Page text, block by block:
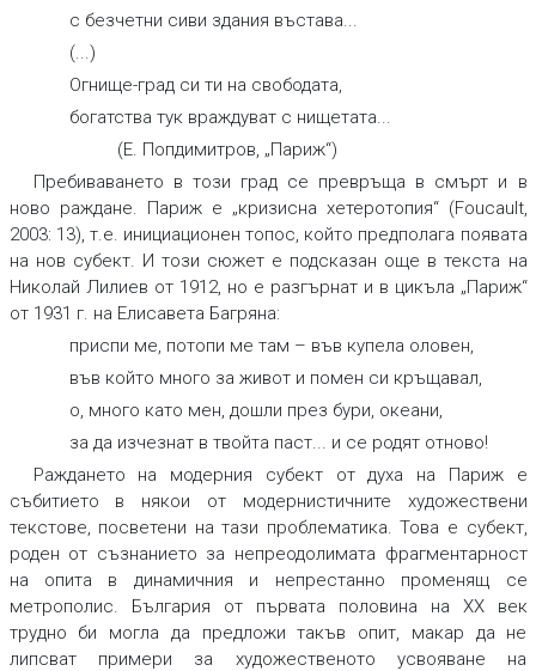
с безчетни сиви здания въстава...
(...)
Огнище-град си ти на свободата,
богатства тук враждуват с нищетата...
(Е. Попдимитров, „Париж“)
Пребиваването в този град се превръща в смърт и в
ново раждане. Париж е „кризисна хетеротопия“ (Foucault,
2003: 13), т.е. инициационен топос, който предполага появата
на нов субект. И този сюжет е подсказан още в текста на
Николай Лилиев от 1912, но е разгърнат и в цикъла „Париж“
от 1931 г. на Елисавета Багряна:
приспи ме, потопи ме там – във купела оловен,
във който много за живот и помен си кръщавал,
о, много като мен, дошли през бури, океани,
за да изчезнат в твойта паст... и се родят отново!
Раждането на модерния субект от духа на Париж е
събитието в някои от модернистичните художествени
текстове, посветени на тази проблематика. Това е субект,
роден от съзнанието за непреодолимата фрагментарност
на опита в динамичния и непрестанно променящ се
метрополис. България от първата половина на ХХ век
трудно би могла да предложи такъв опит, макар да не
липсват примери за художественото усвояване на